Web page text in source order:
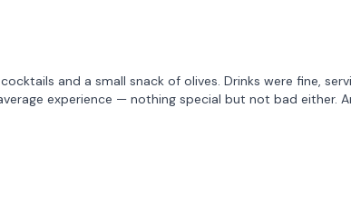
and a small snack of olives. Drinks were fine,
experience — nothing special but not bad either.